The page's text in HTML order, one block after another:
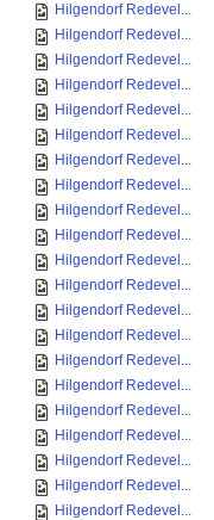
Hilgendorf Redevel...
Hilgendorf Redevel...
Hilgendorf Redevel...
Hilgendorf Redevel...
Hilgendorf Redevel...
Hilgendorf Redevel...
Hilgendorf Redevel...
Hilgendorf Redevel...
Hilgendorf Redevel...
Hilgendorf Redevel...
Hilgendorf Redevel...
Hilgendorf Redevel...
Hilgendorf Redevel...
Hilgendorf Redevel...
Hilgendorf Redevel...
Hilgendorf Redevel...
Hilgendorf Redevel...
Hilgendorf Redevel...
Hilgendorf Redevel...
Hilgendorf Redevel...
Hilgendorf Redevel...